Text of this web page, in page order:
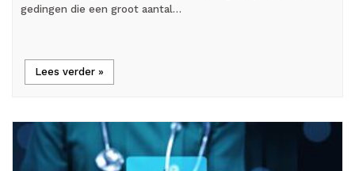
gedingen die een groot aantal…
Lees verder »